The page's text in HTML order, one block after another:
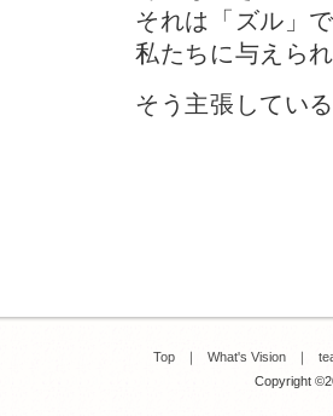
それは「ズル」
私たちに与えら
そう主張してい
Top What's Vision
Copyright